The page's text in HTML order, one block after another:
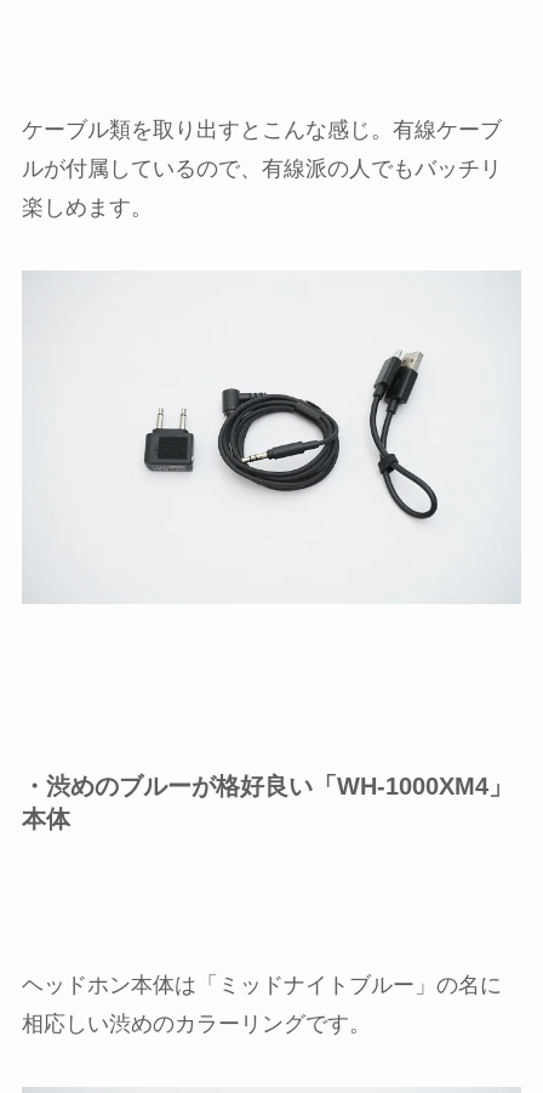
ケーブル類を取り出すとこんな感じ。有線ケーブ
ルが付属しているので、有線派の人でもバッチリ
楽しめます。
・渋めのブルーが格好良い「WH-1000XM4」
本体
ヘッドホン本体は「ミッドナイトブルー」の名に
相応しい渋めのカラーリングです。